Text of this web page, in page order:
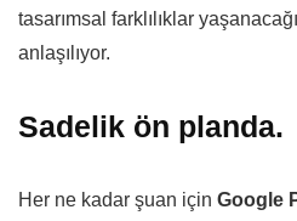
tasarımsal farklılıklar
anlaşılıyor.
Sadelik ön planda.
Her ne kadar şuan için Google